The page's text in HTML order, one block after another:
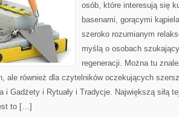
osób, które interesują się
basenami, gorącymi
szeroko rozumianym
myślą o osobach
regeneracji. Można tu
ale również dla czytelników oczekujących
i Gadżety i Rytuały i Tradycje. Największą siłą
to […]